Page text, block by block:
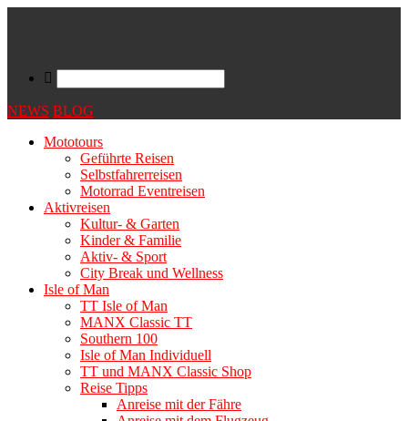
NEWS BLOG
Mototours
Geführte Reisen
Selbstfahrerreisen
Motorrad Eventreisen
Aktivreisen
Kultur- & Garten
Kinder & Familie
Aktiv- & Sport
City Break und Wellness
Isle of Man
TT Isle of Man
MANX Classic TT
Southern 100
Isle of Man Individuell
TT und MANX Classic Shop
Reise Tipps
Anreise mit der Fähre